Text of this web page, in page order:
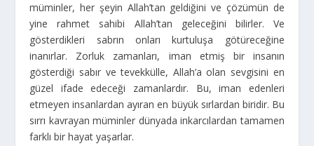
müminler, her şeyin Allah’tan geldiğini ve çözümün de
yine rahmet sahibi Allah’tan geleceğini bilirler. Ve
gösterdikleri sabrın onları kurtuluşa götüreceğine
inanırlar. Zorluk zamanları, iman etmiş bir insanın
gösterdiği sabır ve tevekkülle, Allah’a olan sevgisini en
güzel ifade edeceği zamanlardır. Bu, iman edenleri
etmeyen insanlardan ayıran en büyük sırlardan biridir. Bu
sırrı kavrayan müminler dünyada inkarcılardan tamamen
farklı bir hayat yaşarlar.